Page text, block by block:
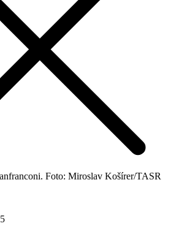
Foto: Miroslav Košírer/TASR